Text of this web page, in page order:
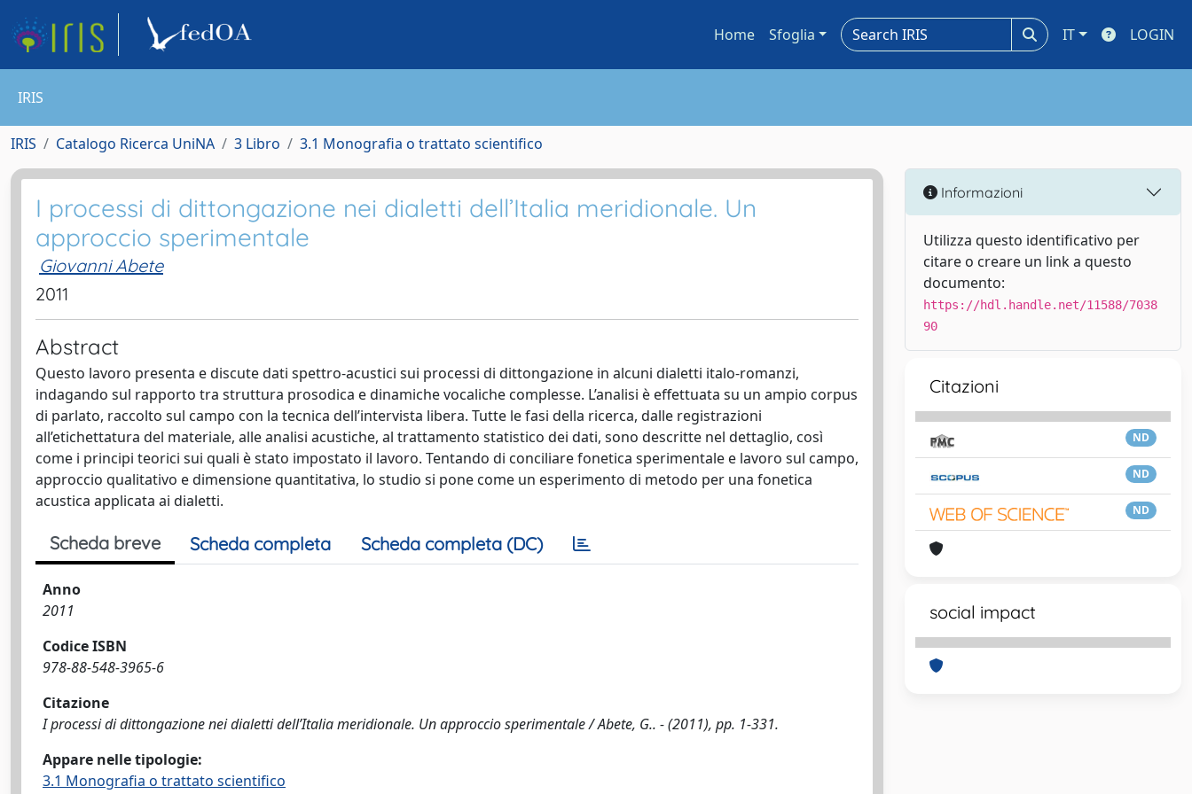
Home Sfoglia IT LOGIN
IRIS
IRIS Catalogo Ricerca UniNA 3 Libro 3.1 Monografia o trattato scientifico
I processi di dittongazione nei dialetti dell’Italia meridionale. Un
approccio sperimentale
Giovanni Abete
2011
Abstract
Questo lavoro presenta e discute dati spettro-acustici sui processi di dittongazione in alcuni dialetti italo-romanzi,
indagando sul rapporto tra struttura prosodica e dinamiche vocaliche complesse. L’analisi è effettuata su un ampio corpus
di parlato, raccolto sul campo con la tecnica dell’intervista libera. Tutte le fasi della ricerca, dalle registrazioni
all’etichettatura del materiale, alle analisi acustiche, al trattamento statistico dei dati, sono descritte nel dettaglio, così
come i principi teorici sui quali è stato impostato il lavoro. Tentando di conciliare fonetica sperimentale e lavoro sul campo,
approccio qualitativo e dimensione quantitativa, lo studio si pone come un esperimento di metodo per una fonetica
acustica applicata ai dialetti.
Scheda breve Scheda completa Scheda completa (DC)
Anno
2011
Codice ISBN
978-88-548-3965-6
Citazione
I processi di dittongazione nei dialetti dell’Italia meridionale. Un approccio sperimentale / Abete, G.. - (2011), pp. 1-331.
Appare nelle tipologie:
3.1 Monografia o trattato scientifico
Informazioni
Utilizza questo identificativo per
citare o creare un link a questo
documento:
https://hdl.handle.net/11588/7038
90
Citazioni
ND
ND
ND
social impact